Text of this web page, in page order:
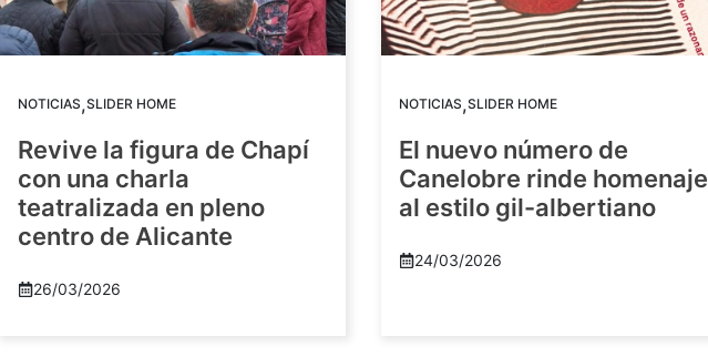
NOTICIAS,SLIDER HOME
Revive la figura de Chapí
con una charla
teatralizada en pleno
centro de Alicante
26/03/2026
NOTICIAS,SLIDER HOME
El nuevo número de
Canelobre rinde homenaje
al estilo gil-albertiano
24/03/2026